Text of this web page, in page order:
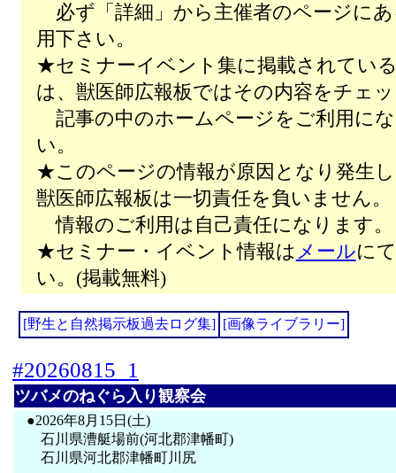
必ず「詳細」から主催者のページに
用下さい。
★セミナーイベント集に掲載されてい
は、獣医師広報板ではその内容をチェ
記事の中のホームページをご利用に
い。
★このページの情報が原因となり発生
獣医師広報板は一切責任を負いません。
情報のご利用は自己責任になります。
★セミナー・イベント情報は メールに
い。(掲載無料)
[野生と自然掲示板過去ログ集] [画像ライブラリー]
#20260815_1
ツバメのねぐら入り観察会
●2026年8月15日(土)
石川県漕艇場前(河北郡津幡町)
石川県河北郡津幡町川尻